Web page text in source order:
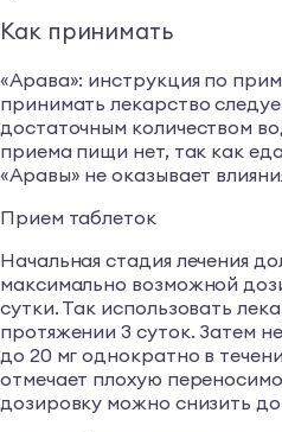
Как принимать
«Арава»: инструкция по
принимать лекарство
достаточным количеством
приема пищи нет, так как
«Аравы» не оказывает
Прием таблеток
Начальная стадия лечения
максимально возможной
сутки. Так использовать
протяжении 3 суток. Затем
до 20 мг однократно в
отмечает плохую
дозировку можно снизить до